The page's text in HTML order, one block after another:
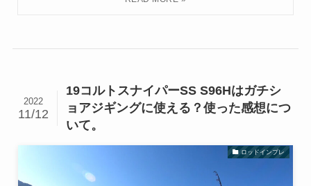
19コルトスナイパーSS S96Hはガチシ
ョアジギングに使える？使った感想につ
いて。
2022
11/12
ロッドインプレ